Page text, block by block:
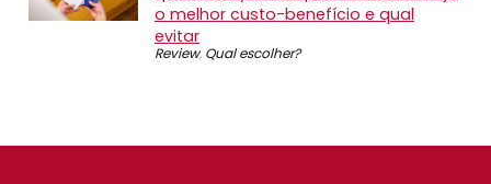
o melhor custo-benefício e qual
evitar
Review, Qual escolher?